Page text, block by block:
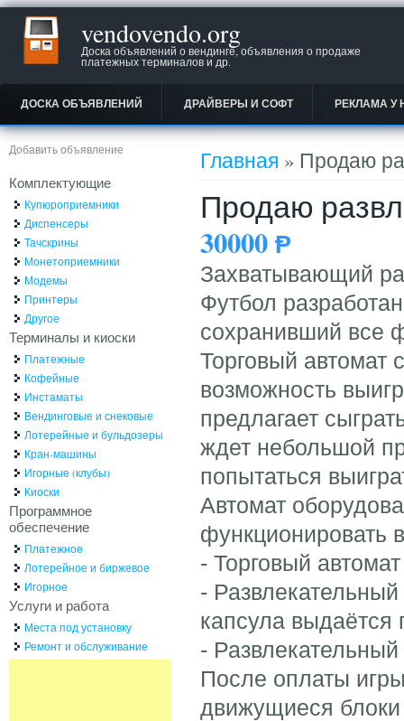
vendovendo.org
Доска объявлений о вендинге, объявления о продаже
платежных терминалов и др.
ДОСКА ОБЪЯВЛЕНИЙ ДРАЙВЕРЫ И СОФТ РЕКЛАМА У
Вы здесь
Главная » Продаю
Продаю
30000 Ᵽ
Захватывающий
Футбол
сохранивший все
Торговый автомат
возможность
предлагает
ждет небольшой
попытаться
Автомат
функционировать
- Торговый
-
капсула выдаётся
-
После оплаты
движущиеся блоки
Добавить объявление
Комплектующие
Купюроприемники
Диспенсеры
Тачскрины
Монетоприемники
Модемы
Принтеры
Другое
Терминалы и киоски
Платежные
Кофейные
Инстаматы
Вендинговые и снековые
Лотерейные и бульдозеры
Кран-машины
Игорные (клубы)
Киоски
Программное
обеспечение
Платежное
Лотерейное и биржевое
Игорное
Услуги и работа
Места под установку
Ремонт и обслуживание